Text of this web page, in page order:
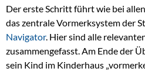
Der erste Schritt führt wie bei
das zentrale Vormerksystem der
Navigator. Hier sind alle
zusammengefasst. Am Ende der
sein Kind im Kinderhaus